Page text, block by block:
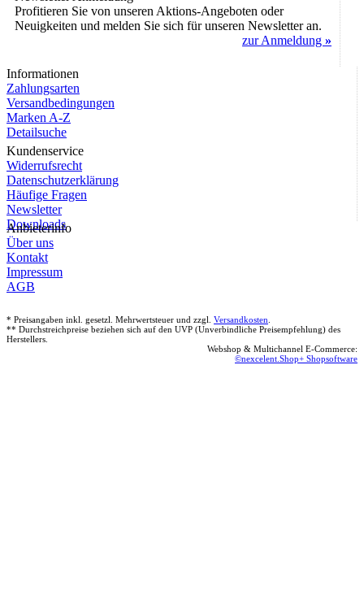
Profitieren Sie von unseren Aktions-Angeboten oder
Neuigkeiten und melden Sie sich für unseren Newsletter an.
zur Anmeldung »
Informationen
Zahlungsarten
Versandbedingungen
Marken A-Z
Detailsuche
Kundenservice
Widerrufsrecht
Datenschutzerklärung
Häufige Fragen
Newsletter
Downloads
Anbieterinfo
Über uns
Kontakt
Impressum
AGB
* Preisangaben inkl. gesetzl. Mehrwertsteuer und zzgl. Versandkosten
** Durchstreichpreise beziehen sich auf den UVP (Unverbindliche Preisempfehlung) des
Herstellers.
Webshop & Multichannel E-Commerce:
©nexcelent.Shop+ Shopsoftware